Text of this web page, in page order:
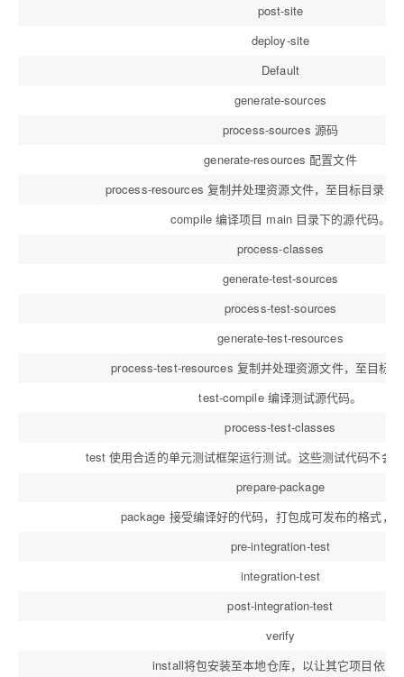
post-site
deploy-site
Default
generate-sources
process-sources 源码
generate-resources 配置文件
process-resources 复制并处理资源文件，至目标目录，
compile 编译项目 main 目录下的源代码。
process-classes
generate-test-sources
process-test-sources
generate-test-resources
process-test-resources 复制并处理资源文件，至目标
test-compile 编译测试源代码。
process-test-classes
test 使用合适的单元测试框架运行测试。这些测试代码不会
prepare-package
package 接受编译好的代码，打包成可发布的格式，
pre-integration-test
integration-test
post-integration-test
verify
install将包安装至本地仓库，以让其它项目依赖